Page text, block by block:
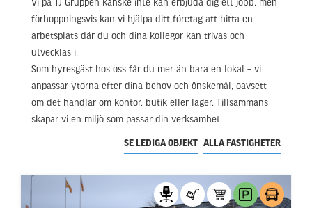
förhoppningsvis kan vi hjälpa ditt företag att hitta en
arbetsplats där du och dina kollegor kan trivas och
utvecklas i.
Som hyresgäst hos oss får du mer än bara en lokal – vi
anpassar ytorna efter dina behov och önskemål, oavsett
om det handlar om kontor, butik eller lager. Tillsammans
skapar vi en miljö som passar din verksamhet.
SE LEDIGA OBJEKT ALLA FASTIGHETER